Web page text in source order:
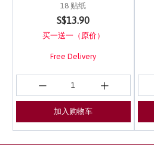
18 贴纸
4 out of 5 Customer Rating
S$13.90
买一送一（原价）
Free Delivery
加入购物车